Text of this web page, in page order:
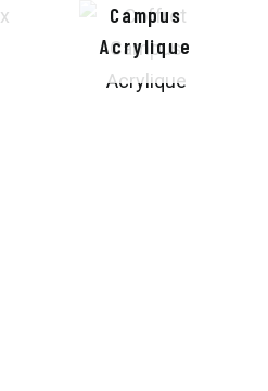
Campus
Acrylique